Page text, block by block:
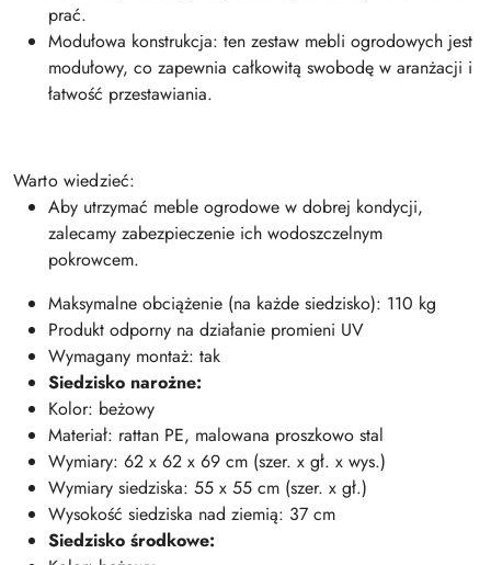
prać.
Modułowa konstrukcja: ten zestaw mebli ogrodowych jest
modułowy, co zapewnia całkowitą swobodę w aranżacji i
łatwość przestawiania.
Warto wiedzieć:
Aby utrzymać meble ogrodowe w dobrej kondycji,
zalecamy zabezpieczenie ich wodoszczelnym
pokrowcem.
Maksymalne obciążenie (na każde siedzisko): 110 kg
Produkt odporny na działanie promieni UV
Wymagany montaż: tak
Siedzisko narożne:
Kolor: beżowy
Materiał: rattan PE, malowana proszkowo stal
Wymiary: 62 x 62 x 69 cm (szer. x gł. x wys.)
Wymiary siedziska: 55 x 55 cm (szer. x gł.)
Wysokość siedziska nad ziemią: 37 cm
Siedzisko środkowe: